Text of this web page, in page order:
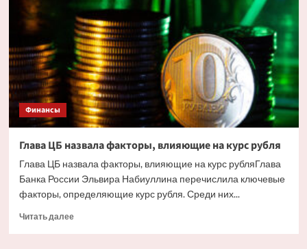
Сочи
ударили
украинские
дроны.
Но
есть
и
другие
причины
Финансы
Глава ЦБ назвала факторы, влияющие на курс рубля
Глава ЦБ назвала факторы, влияющие на курс рубляГлава
Банка России Эльвира Набиуллина перечислила ключевые
факторы, определяющие курс рубля. Среди них...
Читать далееПрочитать